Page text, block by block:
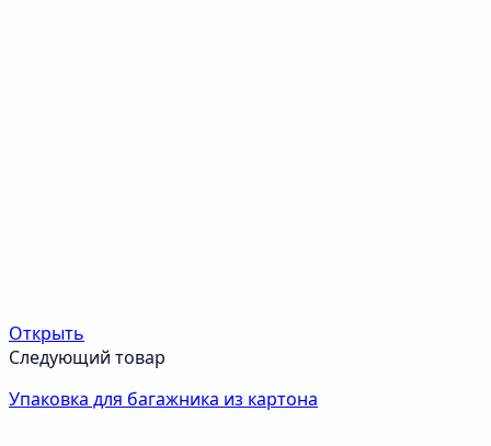
Открыть
Следующий товар
Упаковка для багажника из картона